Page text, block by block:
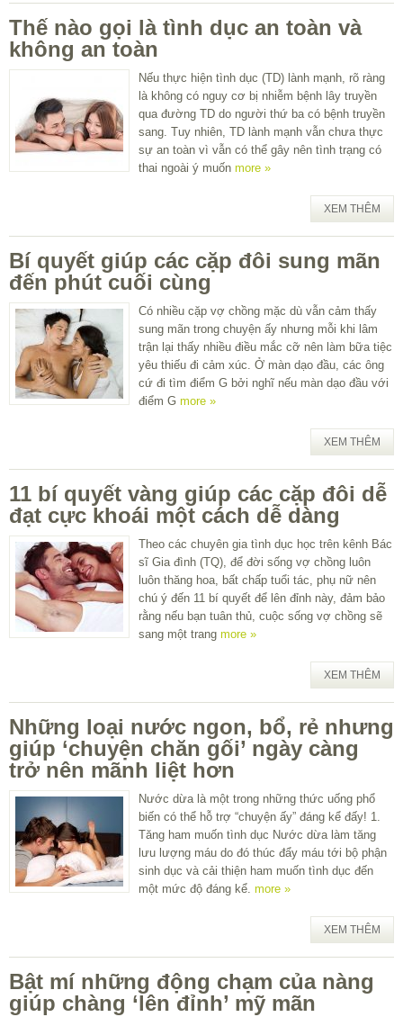
Thế nào gọi là tình dục an toàn và
không an toàn
Nếu thực hiện tình dục (TD) lành mạnh, rõ ràng
là không có nguy cơ bị nhiễm bệnh lây truyền
qua đường TD do người thứ ba có bệnh truyền
sang. Tuy nhiên, TD lành mạnh vẫn chưa thực
sự an toàn vì vẫn có thể gây nên tình trạng có
thai ngoài ý muốn more »
XEM THÊM
Bí quyết giúp các cặp đôi sung mãn
đến phút cuối cùng
Có nhiều cặp vợ chồng mặc dù vẫn cảm thấy
sung mãn trong chuyện ấy nhưng mỗi khi lâm
trận lại thấy nhiều điều mắc cỡ nên làm bữa tiệc
yêu thiếu đi cảm xúc. Ở màn dạo đầu, các ông
cứ đi tìm điểm G bởi nghĩ nếu màn dạo đầu với
điểm G more »
XEM THÊM
11 bí quyết vàng giúp các cặp đôi dễ
đạt cực khoái một cách dễ dàng
Theo các chuyên gia tình dục học trên kênh Bác
sĩ Gia đình (TQ), để đời sống vợ chồng luôn
luôn thăng hoa, bất chấp tuổi tác, phụ nữ nên
chú ý đến 11 bí quyết để lên đỉnh này, đảm bảo
rằng nếu bạn tuân thủ, cuộc sống vợ chồng sẽ
sang một trang more »
XEM THÊM
Những loại nước ngon, bổ, rẻ nhưng
giúp ‘chuyện chăn gối’ ngày càng
trở nên mãnh liệt hơn
Nước dừa là một trong những thức uống phổ
biến có thể hỗ trợ “chuyện ấy” đáng kể đấy! 1.
Tăng ham muốn tình dục Nước dừa làm tăng
lưu lượng máu do đó thúc đẩy máu tới bộ phận
sinh dục và cải thiện ham muốn tình dục đến
một mức độ đáng kể. more »
XEM THÊM
Bật mí những động chạm của nàng
giúp chàng ‘lên đỉnh’ mỹ mãn